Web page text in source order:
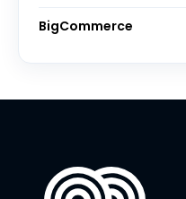
BigCommerce